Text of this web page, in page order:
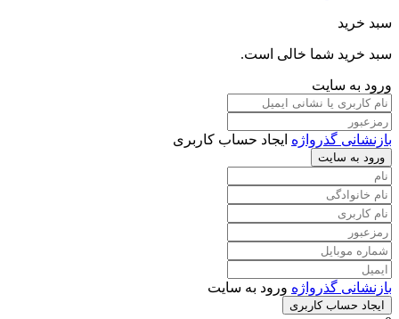
سبد خرید
سبد خرید شما خالی است.
ورود به سایت
بازنشانی گذرواژه ایجاد حساب کاربری
ورود به سایت
بازنشانی گذرواژه ورود به سایت
ایجاد حساب کاربری